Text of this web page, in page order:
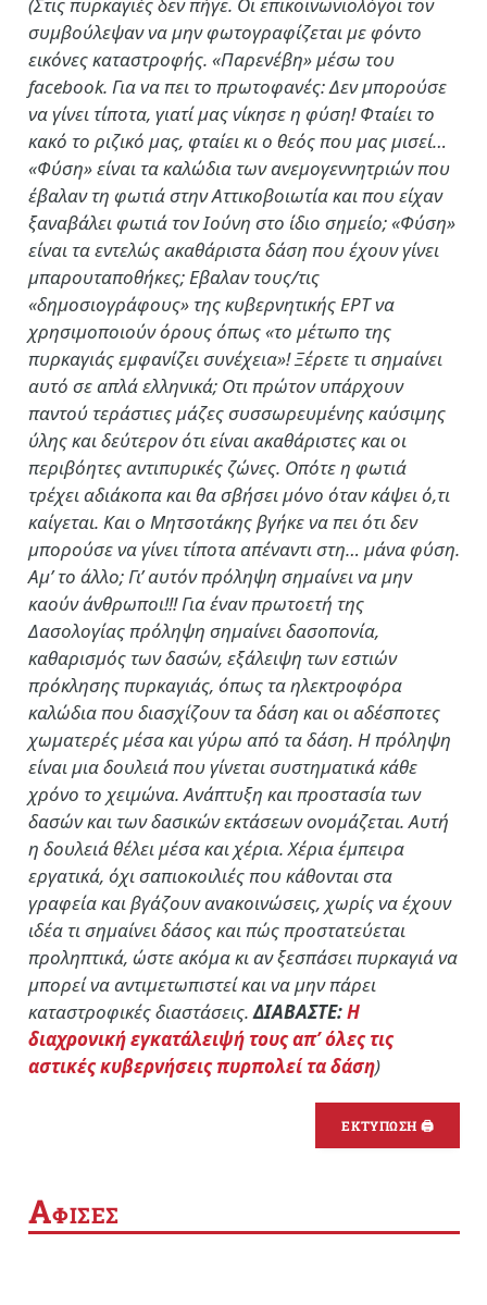
(Στις πυρκαγιές δεν πήγε. Οι επικοινωνιολόγοι τον
συμβούλεψαν να μην φωτογραφίζεται με φόντο
εικόνες καταστροφής. «Παρενέβη» μέσω του
facebook. Για να πει το πρωτοφανές: Δεν μπορούσε
να γίνει τίποτα, γιατί μας νίκησε η φύση! Φταίει το
κακό το ριζικό μας, φταίει κι ο θεός που μας μισεί…
«Φύση» είναι τα καλώδια των ανεμογεννητριών που
έβαλαν τη φωτιά στην Αττικοβοιωτία και που είχαν
ξαναβάλει φωτιά τον Ιούνη στο ίδιο σημείο; «Φύση»
είναι τα εντελώς ακαθάριστα δάση που έχουν γίνει
μπαρουταποθήκες; Εβαλαν τους/τις
«δημοσιογράφους» της κυβερνητικής ΕΡΤ να
χρησιμοποιούν όρους όπως «το μέτωπο της
πυρκαγιάς εμφανίζει συνέχεια»! Ξέρετε τι σημαίνει
αυτό σε απλά ελληνικά; Οτι πρώτον υπάρχουν
παντού τεράστιες μάζες συσσωρευμένης καύσιμης
ύλης και δεύτερον ότι είναι ακαθάριστες και οι
περιβόητες αντιπυρικές ζώνες. Οπότε η φωτιά
τρέχει αδιάκοπα και θα σβήσει μόνο όταν κάψει ό,τι
καίγεται. Και ο Μητσοτάκης βγήκε να πει ότι δεν
μπορούσε να γίνει τίποτα απέναντι στη… μάνα φύση.
Αμ’ το άλλο; Γι’ αυτόν πρόληψη σημαίνει να μην
καούν άνθρωποι!!! Για έναν πρωτοετή της
Δασολογίας πρόληψη σημαίνει δασοπονία,
καθαρισμός των δασών, εξάλειψη των εστιών
πρόκλησης πυρκαγιάς, όπως τα ηλεκτροφόρα
καλώδια που διασχίζουν τα δάση και οι αδέσποτες
χωματερές μέσα και γύρω από τα δάση. Η πρόληψη
είναι μια δουλειά που γίνεται συστηματικά κάθε
χρόνο το χειμώνα. Ανάπτυξη και προστασία των
δασών και των δασικών εκτάσεων ονομάζεται. Αυτή
η δουλειά θέλει μέσα και χέρια. Χέρια έμπειρα
εργατικά, όχι σαπιοκοιλιές που κάθονται στα
γραφεία και βγάζουν ανακοινώσεις, χωρίς να έχουν
ιδέα τι σημαίνει δάσος και πώς προστατεύεται
προληπτικά, ώστε ακόμα κι αν ξεσπάσει πυρκαγιά να
μπορεί να αντιμετωπιστεί και να μην πάρει
καταστροφικές διαστάσεις.ΔΙΑΒΑΣΤΕ:Η
διαχρονική εγκατάλειψή τους απ’ όλες τις
αστικές κυβερνήσεις πυρπολεί τα δάση)
ΕΚΤΥΠΩΣΗ 🖨
ΑΦΙΣΕΣ